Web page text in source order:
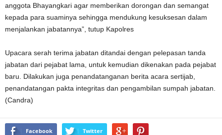
anggota Bhayangkari agar memberikan dorongan dan semangat
kepada para suaminya sehingga mendukung kesuksesan dalam
menjalankan jabatannya”, tutup Kapolres
Upacara serah terima jabatan ditandai dengan pelepasan tanda
jabatan dari pejabat lama, untuk kemudian dikenakan pada pejabat
baru. Dilakukan juga penandatanganan berita acara sertijab,
penandatangan pakta integritas dan pengambilan sumpah jabatan.
(Candra)
Facebook Twitter